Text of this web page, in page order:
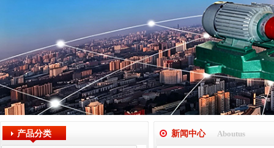
产品分类 新闻中心 Aboutus